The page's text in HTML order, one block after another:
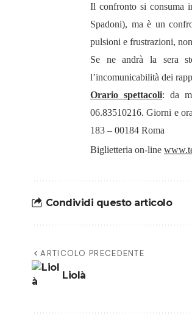
Il confronto si consuma
Spadoni), ma è un
pulsioni e frustrazioni,
Se ne andrà la sera
l’incomunicabilità dei
Orario spettacoli:da
06.83510216. Giorni e
183 – 00184 Roma
Biglietteria on-line
Condividi questo articolo
ARTICOLO PRECEDENTE
Liolà